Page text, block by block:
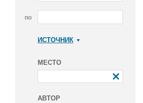
по
ИСТОЧНИК
МЕСТО
АВТОР